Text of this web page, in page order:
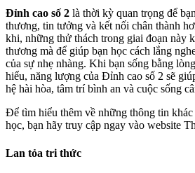
Đỉnh cao số 2 là thời kỳ quan trọng để
thương, tin tưởng và kết nối chân thành
khi, những thử thách trong giai đoạn này
thương mà để giúp bạn học cách lắng
của sự nhẹ nhàng. Khi bạn sống bằng
hiểu, năng lượng của Đỉnh cao số 2 sẽ
hệ hài hòa, tâm trí bình an và cuộc sống
Để tìm hiểu thêm về những thông tin khác
học, bạn hãy truy cập ngay vào website
Lan tỏa tri thức